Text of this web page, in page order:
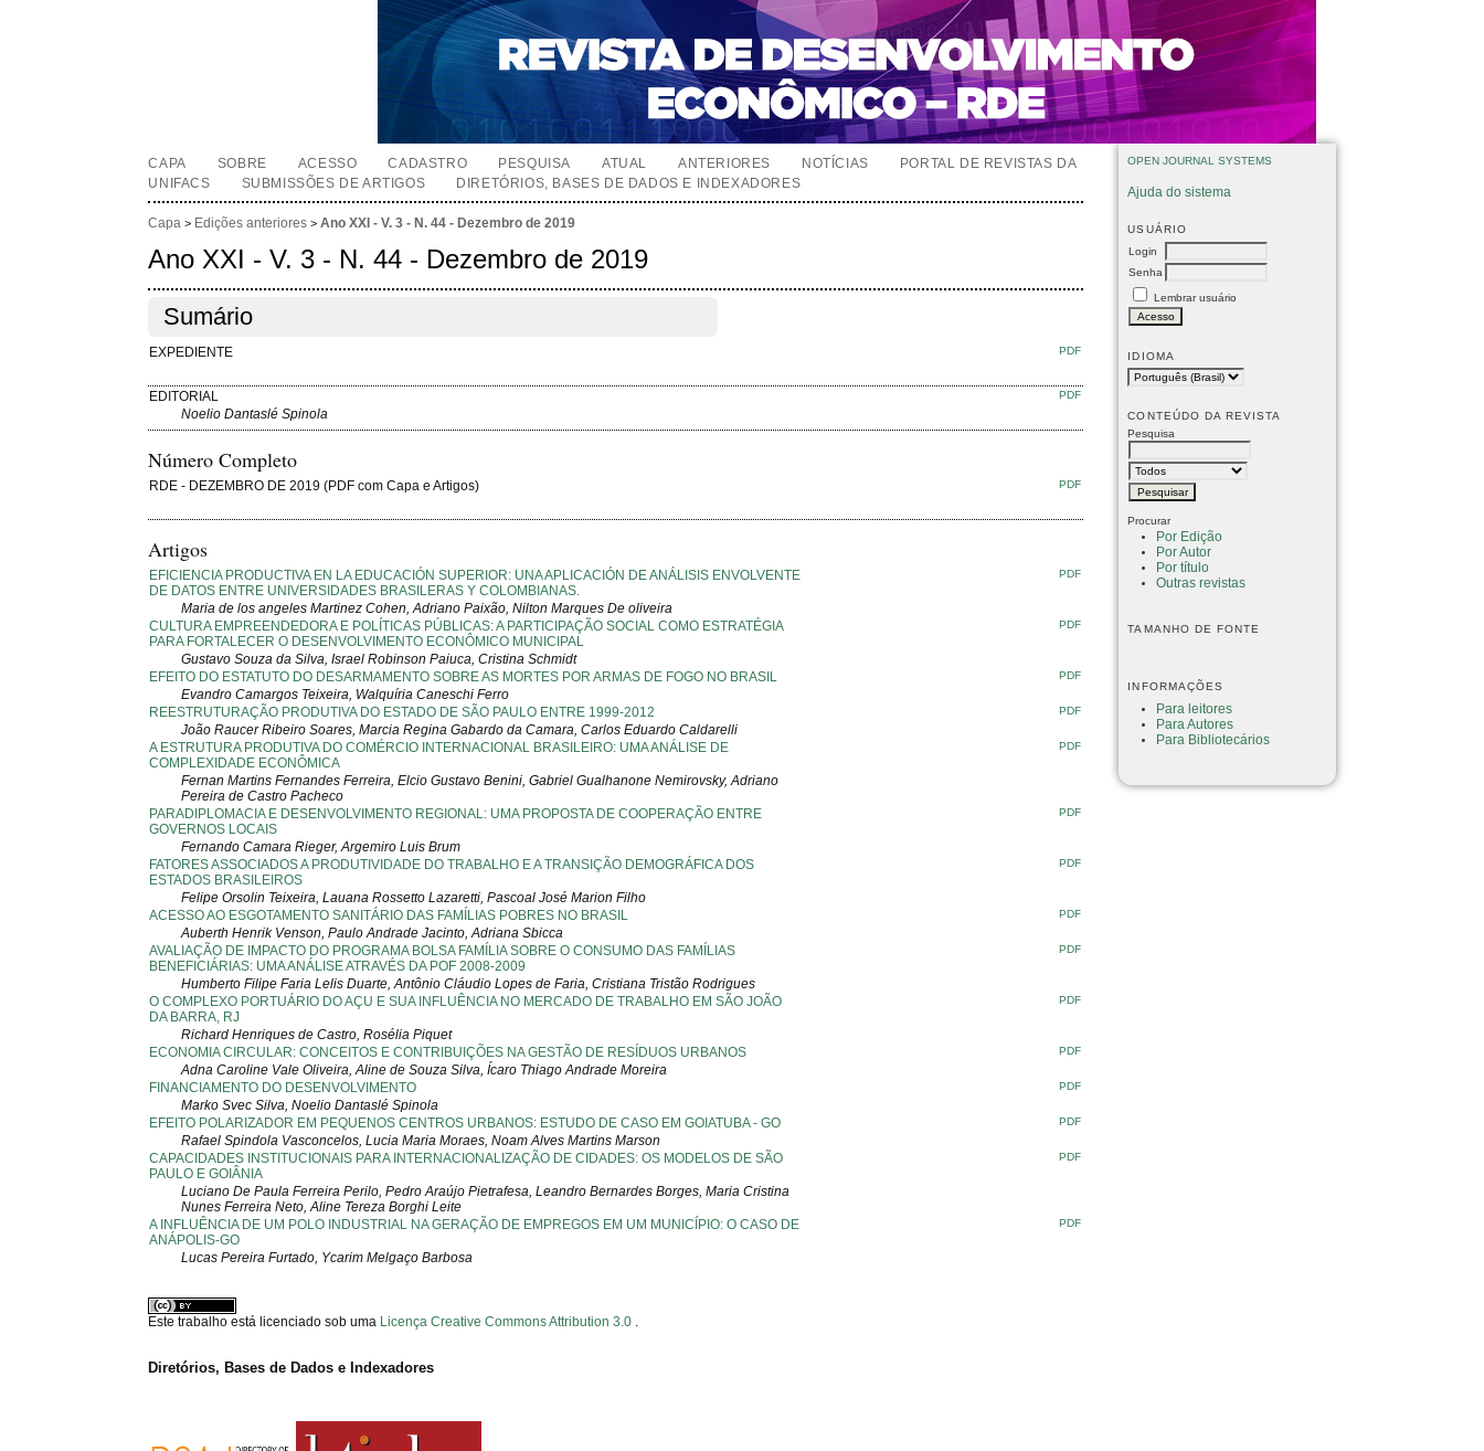
OPEN JOURNAL SYSTEMS
Ajuda do sistema
USUÁRIO
Login
Senha
Lembrar usuário
IDIOMA
CONTEÚDO DA REVISTA
Pesquisa
Procurar
Por Edição
Por Autor
Por título
Outras revistas
TAMANHO DE FONTE
INFORMAÇÕES
Para leitores
Para Autores
Para Bibliotecários
CAPA SOBRE ACESSO CADASTRO PESQUISA ATUAL ANTERIORES NOTÍCIAS
PORTAL DE REVISTAS DA
UNIFACS
SUBMISSÕES DE ARTIGOS DIRETÓRIOS, BASES DE DADOS E INDEXADORES
Capa > Edições anteriores >Ano XXI - V. 3 - N. 44 - Dezembro de 2019
Ano XXI - V. 3 - N. 44 - Dezembro de 2019
Sumário
EXPEDIENTE PDF
EDITORIAL PDF
Noelio Dantaslé Spinola
Número Completo
RDE - DEZEMBRO DE 2019 (PDF com Capa e Artigos) PDF
Artigos
EFICIENCIA PRODUCTIVA EN LA EDUCACIÓN SUPERIOR­­: UNA APLICACIÓN DE ANÁLISIS ENVOLVENTE
DE DATOS ENTRE UNIVERSIDADES BRASILERAS Y COLOMBIANAS.
PDF
Maria de los angeles Martinez Cohen, Adriano Paixão, Nilton Marques De oliveira
CULTURA EMPREENDEDORA E POLÍTICAS PÚBLICAS: A PARTICIPAÇÃO SOCIAL COMO ESTRATÉGIA
PARA FORTALECER O DESENVOLVIMENTO ECONÔMICO MUNICIPAL
PDF
Gustavo Souza da Silva, Israel Robinson Paiuca, Cristina Schmidt
EFEITO DO ESTATUTO DO DESARMAMENTO SOBRE AS MORTES POR ARMAS DE FOGO NO BRASIL
PDF
Evandro Camargos Teixeira, Walquíria Caneschi Ferro
REESTRUTURAÇÃO PRODUTIVA DO ESTADO DE SÃO PAULO ENTRE 1999-2012
PDF
João Raucer Ribeiro Soares, Marcia Regina Gabardo da Camara, Carlos Eduardo Caldarelli
A ESTRUTURA PRODUTIVA DO COMÉRCIO INTERNACIONAL BRASILEIRO: UMA ANÁLISE DE
COMPLEXIDADE ECONÔMICA
PDF
Fernan Martins Fernandes Ferreira, Elcio Gustavo Benini, Gabriel Gualhanone Nemirovsky, Adriano
Pereira de Castro Pacheco
PARADIPLOMACIA E DESENVOLVIMENTO REGIONAL: UMA PROPOSTA DE COOPERAÇÃO ENTRE
GOVERNOS LOCAIS
PDF
Fernando Camara Rieger, Argemiro Luis Brum
FATORES ASSOCIADOS A PRODUTIVIDADE DO TRABALHO E A TRANSIÇÃO DEMOGRÁFICA DOS
ESTADOS BRASILEIROS
PDF
Felipe Orsolin Teixeira, Lauana Rossetto Lazaretti, Pascoal José Marion Filho
ACESSO AO ESGOTAMENTO SANITÁRIO DAS FAMÍLIAS POBRES NO BRASIL
PDF
Auberth Henrik Venson, Paulo Andrade Jacinto, Adriana Sbicca
AVALIAÇÃO DE IMPACTO DO PROGRAMA BOLSA FAMÍLIA SOBRE O CONSUMO DAS FAMÍLIAS
BENEFICIÁRIAS: UMA ANÁLISE ATRAVÉS DA POF 2008-2009
PDF
Humberto Filipe Faria Lelis Duarte, Antônio Cláudio Lopes de Faria, Cristiana Tristão Rodrigues
O COMPLEXO PORTUÁRIO DO AÇU E SUA INFLUÊNCIA NO MERCADO DE TRABALHO EM SÃO JOÃO
DA BARRA, RJ
PDF
Richard Henriques de Castro, Rosélia Piquet
ECONOMIA CIRCULAR: CONCEITOS E CONTRIBUIÇÕES NA GESTÃO DE RESÍDUOS URBANOS
PDF
Adna Caroline Vale Oliveira, Aline de Souza Silva, Ícaro Thiago Andrade Moreira
FINANCIAMENTO DO DESENVOLVIMENTO
PDF
Marko Svec Silva, Noelio Dantaslé Spinola
EFEITO POLARIZADOR EM PEQUENOS CENTROS URBANOS: ESTUDO DE CASO EM GOIATUBA - GO
PDF
Rafael Spindola Vasconcelos, Lucia Maria Moraes, Noam Alves Martins Marson
CAPACIDADES INSTITUCIONAIS PARA INTERNACIONALIZAÇÃO DE CIDADES: OS MODELOS DE SÃO
PAULO E GOIÂNIA
PDF
Luciano De Paula Ferreira Perilo, Pedro Araújo Pietrafesa, Leandro Bernardes Borges, Maria Cristina
Nunes Ferreira Neto, Aline Tereza Borghi Leite
A INFLUÊNCIA DE UM POLO INDUSTRIAL NA GERAÇÃO DE EMPREGOS EM UM MUNICÍPIO: O CASO DE
ANÁPOLIS-GO
PDF
Lucas Pereira Furtado, Ycarim Melgaço Barbosa
Este trabalho está licenciado sob uma Licença Creative Commons Attribution 3.0 .
Diretórios, Bases de Dados e Indexadores